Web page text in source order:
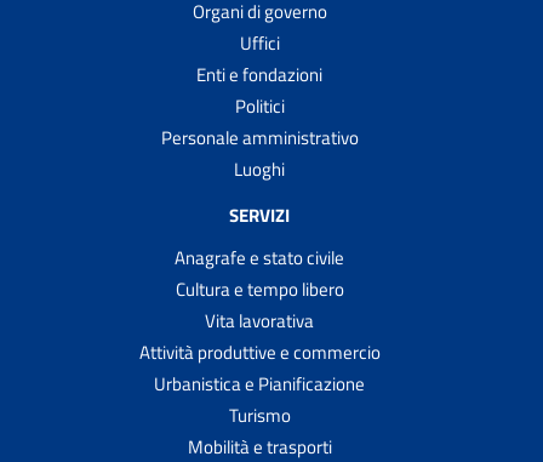
Organi di governo
Uffici
Enti e fondazioni
Politici
Personale amministrativo
Luoghi
SERVIZI
Anagrafe e stato civile
Cultura e tempo libero
Vita lavorativa
Attività produttive e commercio
Urbanistica e Pianificazione
Turismo
Mobilità e trasporti